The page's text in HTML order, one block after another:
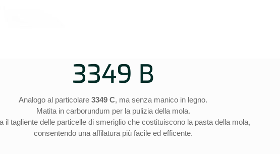
3349 B
Analogo al particolare 3349 C, ma senza manico in legno.
Matita in carborundum per la pulizia della mola.
il tagliente delle particelle di smeriglio che costituiscono la pasta della mola,
consentendo una affilatura più facile ed efficente.